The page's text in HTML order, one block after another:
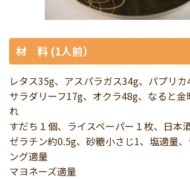
材 料 (1人前）
レタス35g、アスパラガス34g、パプリ
サラダリーフ17g、オクラ48g、なると
れ
すだち１個、ライスペーパー１枚、日本
ゼラチン約0.5g、砂糖小さじ1、塩適量
ング適量
マヨネーズ適量